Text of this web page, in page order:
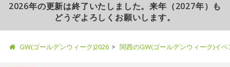
2026年の更新は終了いたしました。来年（2027年）も
どうぞよろしくお願いします。
GW(ゴールデンウィーク)2026 関西のGW(ゴールデンウィーク)イ